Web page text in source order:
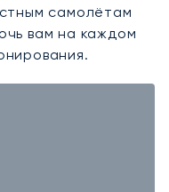
самолётам
вам на каждом